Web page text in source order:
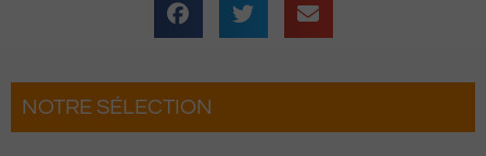
NOTRE SÉLECTION
du Roi fait son grand retour